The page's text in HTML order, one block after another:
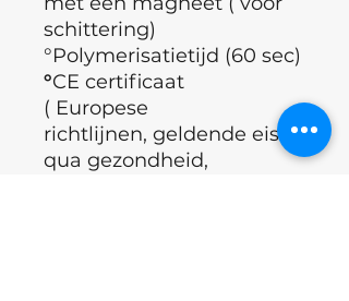
schittering)
°Polymerisatietijd (60 sec)
°CE certificaat
( Europese
richtlijnen, geldende eisen
qua gezondheid,